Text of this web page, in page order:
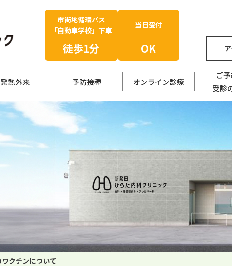
市街地循環バス
「自動車学校」下車
徒歩1分
当日受付
OK
発熱外来 予防接種 オンライン診療
ご予
受診
クチンについて